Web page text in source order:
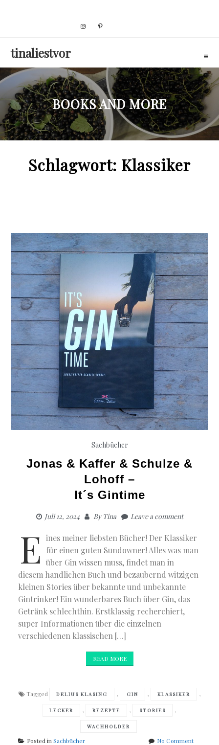
tinaliestvor
BOOKS AND MORE
Schlagwort: Klassiker
Sachbücher
Jonas & Kaffer & Schulze &
Lohoff –
It´s Gintime
Juli 12, 2024 ByTina Leave a comment
E ines meiner liebsten Bücher! Der Klassiker
für einen guten Sundowner! Alles was man
über Gin wissen muss, findet man in
diesem handlichen Buch und bezaubernd witzigen
kleinen Stories über bekannte und unbekannte
Gintrinker! Ein wunderbares Buch über Gin, das
Getränk schlechthin. Erstklassig recherchiert,
super Informationen über die einzelnen
verschiedenen klassischen […]
READ MORE
Tagged DELIUS KLASING , GIN , KLASSIKER ,
LECKER , REZEPTE , STORIES ,
WACHHOLDER
Posted inSachbücher No Commenton